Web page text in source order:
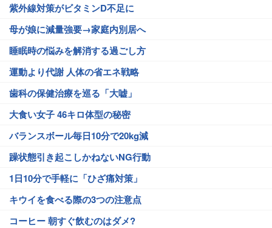
紫外線対策がビタミンD不足に
母が娘に減量強要→家庭内別居へ
睡眠時の悩みを解消する過ごし方
運動より代謝 人体の省エネ戦略
歯科の保健治療を巡る「大嘘」
大食い女子 46キロ体型の秘密
バランスボール毎日10分で20kg減
躁状態引き起こしかねないNG行動
1日10分で手軽に「ひざ痛対策」
キウイを食べる際の3つの注意点
コーヒー 朝すぐ飲むのはダメ?